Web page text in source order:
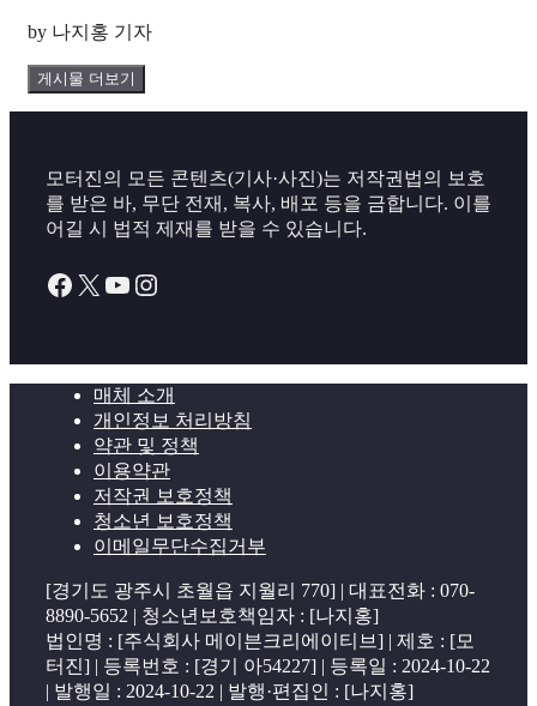
by 나지홍 기자
게시물 더보기
모터진의 모든 콘텐츠(기사·사진)는 저작권법의 보호
를 받은 바, 무단 전재, 복사, 배포 등을 금합니다. 이를
어길 시 법적 제재를 받을 수 있습니다.
Facebook
X YouTube
Instagram
매체 소개
개인정보 처리방침
약관 및 정책
이용약관
저작권 보호정책
청소년 보호정책
이메일무단수집거부
[경기도 광주시 초월읍 지월리 770] | 대표전화 : 070-
8890-5652 | 청소년보호책임자 : [나지홍]
법인명 : [주식회사 메이븐크리에이티브] | 제호 : [모
터진] | 등록번호 : [경기 아54227] | 등록일 : 2024-10-22
| 발행일 : 2024-10-22 | 발행·편집인 : [나지홍]